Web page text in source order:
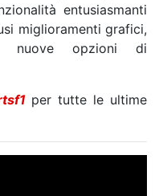
entusiasmanti
miglioramenti grafici,
nuove opzioni di
per tutte le ultime